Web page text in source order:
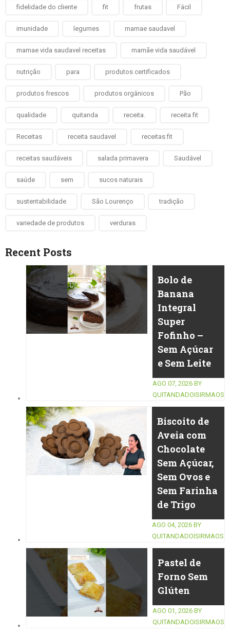
fidelidade do cliente fit frutas Fácil
imunidade legumes mamae saudavel
mamae vida saudavel receitas mamãe vida saudável
nutrição para produtos certificados
produtos frescos produtos orgânicos Pão
qualidade quitanda receita. receita fit
Receitas receita saudavel receitas fit
receitas saudáveis salada primavera Saudável
saúde sem sucos naturais
sustentabilidade São Lourenço tradição
variedade de produtos verduras
Recent Posts
Bolo de
Banana
Integral
Super
Fofinho –
Sem Açúcar
e Sem Leite
AGO 07, 2026 BY
QUITANDADOISIRMAOS
Biscoito de
Aveia com
Chocolate
Sem Açúcar,
Sem Ovos e
Sem Farinha
de Trigo
AGO 04, 2026 BY
QUITANDADOISIRMAOS
Pastel de
Forno Sem
Glúten
AGO 01, 2026 BY
QUITANDADOISIRMAOS